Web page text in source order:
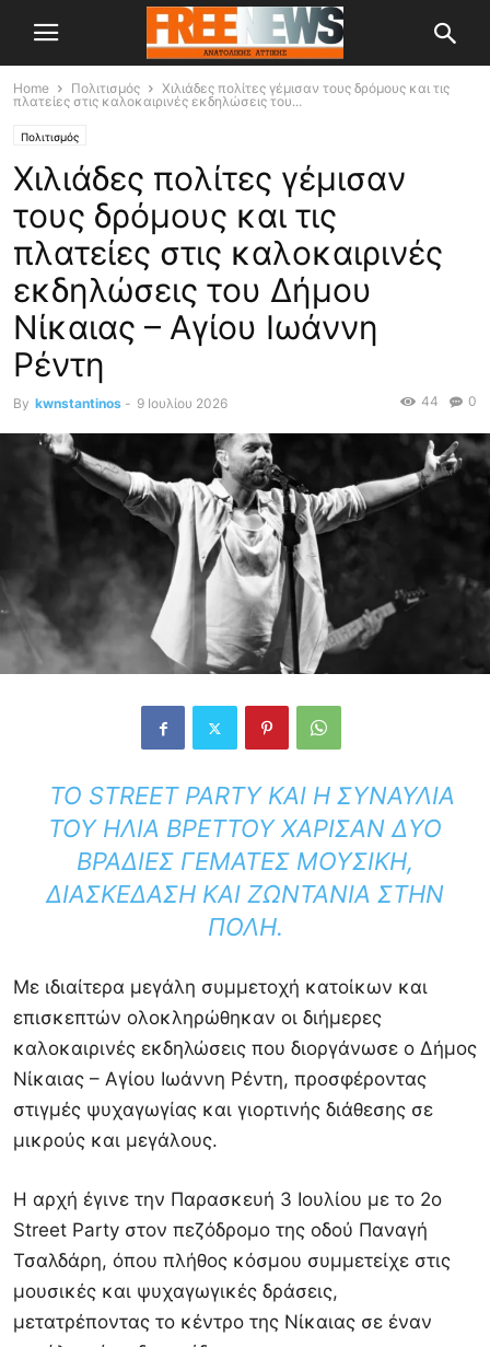
Home Πολιτισμός
Χιλιάδες πολίτες γέμισαν τους δρόμους και τις
πλατείες στις καλοκαιρινές εκδηλώσεις του...
Πολιτισμός
Χιλιάδες πολίτες γέμισαν
τους δρόμους και τις
πλατείες στις καλοκαιρινές
εκδηλώσεις του Δήμου
Νίκαιας – Αγίου Ιωάννη
Ρέντη
By kwnstantinos - 9 Ιουλίου 2026 0
44
ΤΟ STREET PARTY ΚΑΙ Η ΣΥΝΑΥΛΊΑ
ΤΟΥ ΗΛΊΑ ΒΡΕΤΤΟΎ ΧΆΡΙΣΑΝ ΔΎΟ
ΒΡΑΔΙΈΣ ΓΕΜΆΤΕΣ ΜΟΥΣΙΚΉ,
ΔΙΑΣΚΈΔΑΣΗ ΚΑΙ ΖΩΝΤΆΝΙΑ ΣΤΗΝ
ΠΌΛΗ.
Με ιδιαίτερα μεγάλη συμμετοχή κατοίκων και
επισκεπτών ολοκληρώθηκαν οι διήμερες
καλοκαιρινές εκδηλώσεις που διοργάνωσε ο Δήμος
Νίκαιας – Αγίου Ιωάννη Ρέντη, προσφέροντας
στιγμές ψυχαγωγίας και γιορτινής διάθεσης σε
μικρούς και μεγάλους.
Η αρχή έγινε την Παρασκευή 3 Ιουλίου με το 2ο
Street Party στον πεζόδρομο της οδού Παναγή
Τσαλδάρη, όπου πλήθος κόσμου συμμετείχε στις
μουσικές και ψυχαγωγικές δράσεις,
μετατρέποντας το κέντρο της Νίκαιας σε έναν